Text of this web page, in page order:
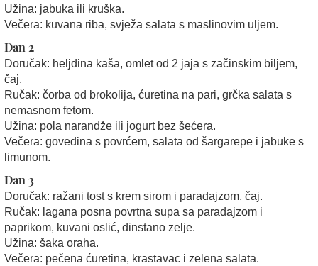
Užina: jabuka ili kruška.
Večera: kuvana riba, svježa salata s maslinovim uljem.
Dan 2
Doručak: heljdina kaša, omlet od 2 jaja s začinskim biljem,
čaj.
Ručak: čorba od brokolija, ćuretina na pari, grčka salata s
nemasnom fetom.
Užina: pola narandže ili jogurt bez šećera.
Večera: govedina s povrćem, salata od šargarepe i jabuke s
limunom.
Dan 3
Doručak: ražani tost s krem sirom i paradajzom, čaj.
Ručak: lagana posna povrtna supa sa paradajzom i
paprikom, kuvani oslić, dinstano zelje.
Užina: šaka oraha.
Večera: pečena ćuretina, krastavac i zelena salata.